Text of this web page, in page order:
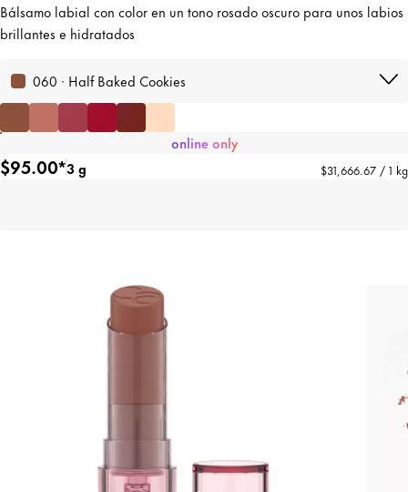
Bálsamo labial con color en un tono rosado oscuro para unos labios
brillantes e hidratados
060 · Half Baked Cookies
online only
$95.00*3 g $31,666.67 / 1 kg